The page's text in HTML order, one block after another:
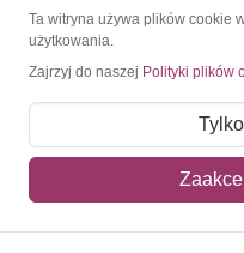
Konto
Moje konto
Mój koszyk
Adres dostawy
Ta witryna używa plików cookie
użytkowania.
Zajrzyj do naszej Polityki plików